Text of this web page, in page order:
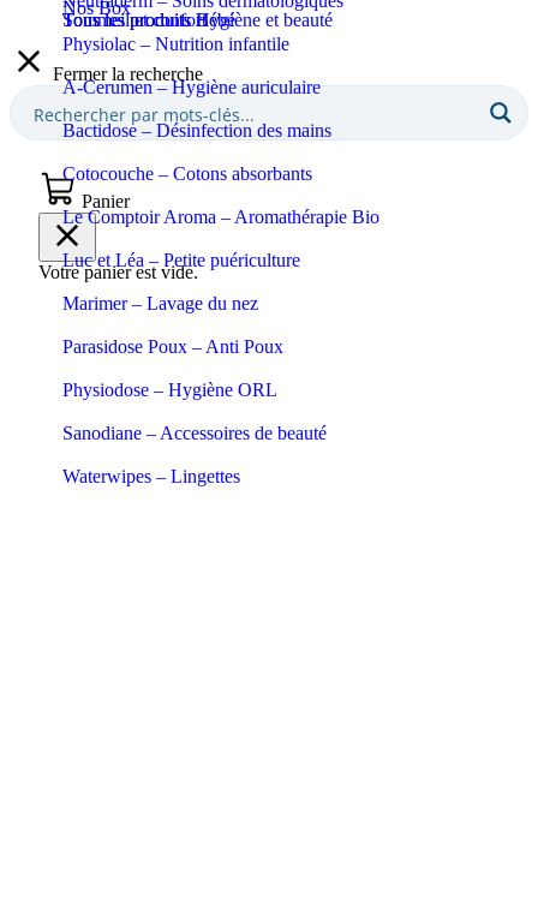
Sommeil et confort
Tous les produits Bébé
Tous les produits Hygiène et beauté
Physiolac – Nutrition infantile
A-Cerumen – Hygiène auriculaire
Bactidose – Désinfection des mains
Cotocouche – Cotons absorbants
Le Comptoir Aroma – Aromathérapie Bio
Luc et Léa – Petite puériculture
Marimer – Lavage du nez
Parasidose Poux – Anti Poux
Physiodose – Hygiène ORL
Sanodiane – Accessoires de beauté
Waterwipes – Lingettes
Nos Box
Fermer la recherche
Panier
Votre panier est vide.